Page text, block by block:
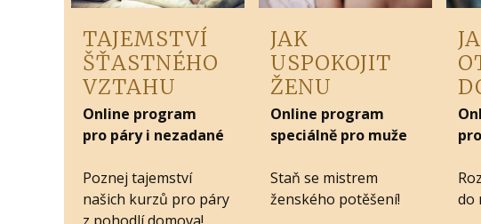
TAJEMSTVÍ
ŠŤASTNÉHO
VZTAHU
Online program
pro páry i nezadané
Poznej tajemství
našich kurzů pro páry
JAK
USPOKOJIT
ŽENU
Online program
speciálně pro muže
Staň se mistrem
ženského potěšení!
do